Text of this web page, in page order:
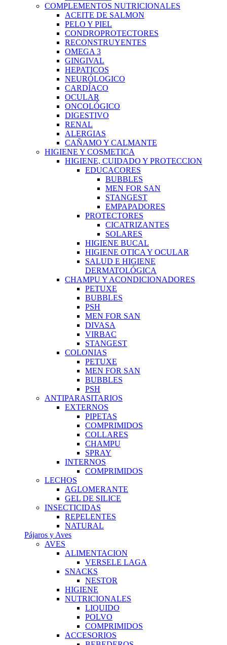
COMPLEMENTOS NUTRICIONALES
ACEITE DE SALMON
PELO Y PIEL
CONDROPROTECTORES
RECONSTRUYENTES
OMEGA 3
GINGIVAL
HEPATICOS
NEURÓLOGICO
CARDÍACO
OCULAR
ONCOLÓGICO
DIGESTIVO
RENAL
ALERGIAS
CAÑAMO Y CALMANTE
HIGIENE Y COSMETICA
HIGIENE, CUIDADO Y PROTECCION
EDUCACORES
BUBBLES
MEN FOR SAN
STANGEST
EMPAPADORES
PROTECTORES
CICATRIZANTES
SOLARES
HIGIENE BUCAL
HIGIENE OTICA Y OCULAR
SALUD E HIGIENE
DERMATOLÓGICA
CHAMPU Y ACONDICIONADORES
PETUXE
BUBBLES
PSH
MEN FOR SAN
DIVASA
VIRBAC
STANGEST
COLONIAS
PETUXE
MEN FOR SAN
BUBBLES
PSH
ANTIPARASITARIOS
EXTERNOS
PIPETAS
COMPRIMIDOS
COLLARES
CHAMPU
SPRAY
INTERNOS
COMPRIMIDOS
LECHOS
AGLOMERANTE
GEL DE SILICE
INSECTICIDAS
REPELENTES
NATURAL
Pájaros y Aves
AVES
ALIMENTACION
VERSELE LAGA
SNACKS
NESTOR
HIGIENE
NUTRICIONALES
LIQUIDO
POLVO
COMPRIMIDOS
ACCESORIOS